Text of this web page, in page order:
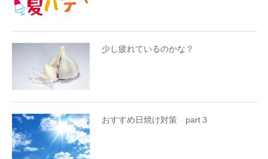
少し疲れているのかな？
おすすめ日焼け対策 part３